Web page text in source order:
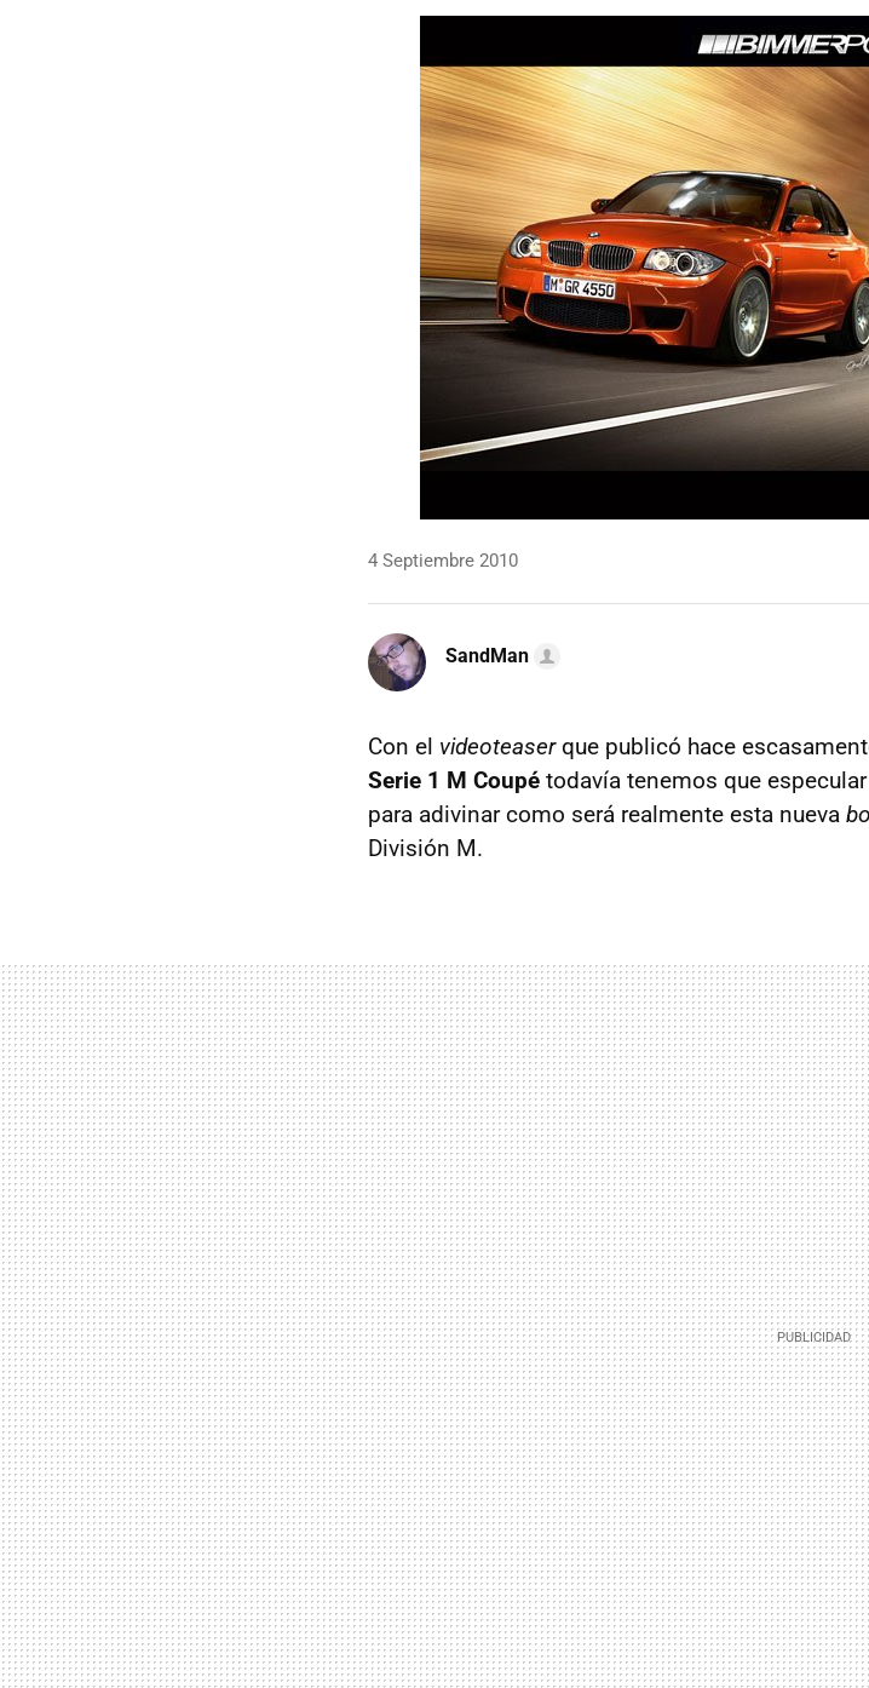
4 Septiembre 2010
SandMan
Con el videoteaserque publicó hace
Serie 1 M Coupé todavía tenemos que
para adivinar como será realmente esta nueva
División M.